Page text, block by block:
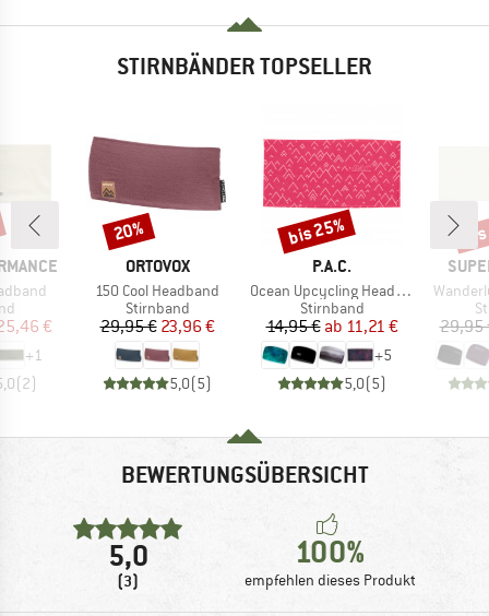
STIRNBÄNDER TOPSELLER
Preis
€
+1
(2)
MARKE
ORTOVOX
Artikel
150 Cool Headband
Produktgruppe
Stirnband
Preis
29,95 €reduzierter Preis
23,96 €
5,0(5)
Rabatt
20%
MARKE
P.A.C.
Artikel
Ocean Upcycling Headband
Produktgruppe
Stirnband
Preis
14,95 € reduzierter Preis
ab 11,21 €
+5
5,0(5)
Rabatt
bis 25%
Artikel
29,95
BEWERTUNGSÜBERSICHT
5,0
(3)
100%
empfehlen dieses Produkt